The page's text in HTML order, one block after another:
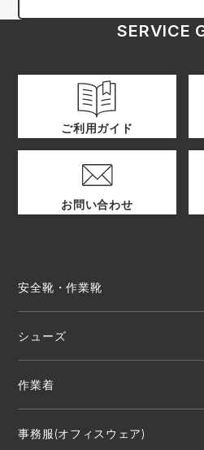
SERVICE
ご利用ガイド
お問い合わせ
安全靴・作業靴
シューズ
作業着
事務服(オフィスウェア)